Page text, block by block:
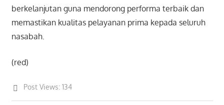
berkelanjutan guna mendorong performa terbaik dan
memastikan kualitas pelayanan prima kepada seluruh
nasabah.
(red)
Post Views: 134